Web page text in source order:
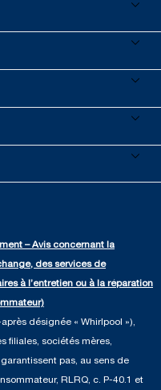
– Avis concernant la
des services de
à l’entretien ou à la réparation
désignée « Whirlpool »),
filiales, sociétés mères,
pas, au sens de
RLRQ, c. P-40.1 et